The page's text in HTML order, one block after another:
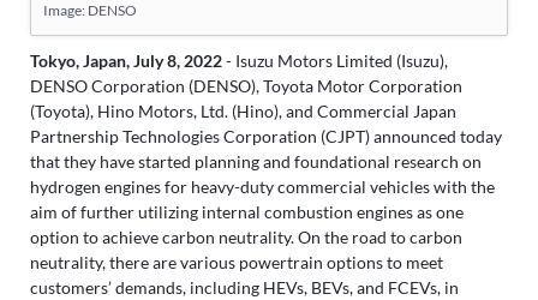
Image: DENSO
Tokyo, Japan, July 8, 2022- Isuzu Motors Limited (Isuzu),
DENSO Corporation (DENSO), Toyota Motor Corporation
(Toyota), Hino Motors, Ltd. (Hino), and Commercial Japan
Partnership Technologies Corporation (CJPT) announced today
that they have started planning and foundational research on
hydrogen engines for heavy-duty commercial vehicles with the
aim of further utilizing internal combustion engines as one
option to achieve carbon neutrality. On the road to carbon
neutrality, there are various powertrain options to meet
customers’ demands, including HEVs, BEVs, and FCEVs, in